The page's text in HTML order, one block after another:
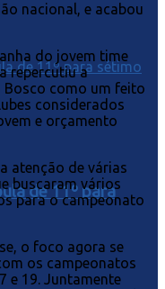
de 11º para
nacional, e acabou
do jovem time
repercutiu a
como um feito
considerados
e orçamento
atenção de várias
buscaram vários
para o campeonato
o foco agora se
os campeonatos
e 19. Juntamente